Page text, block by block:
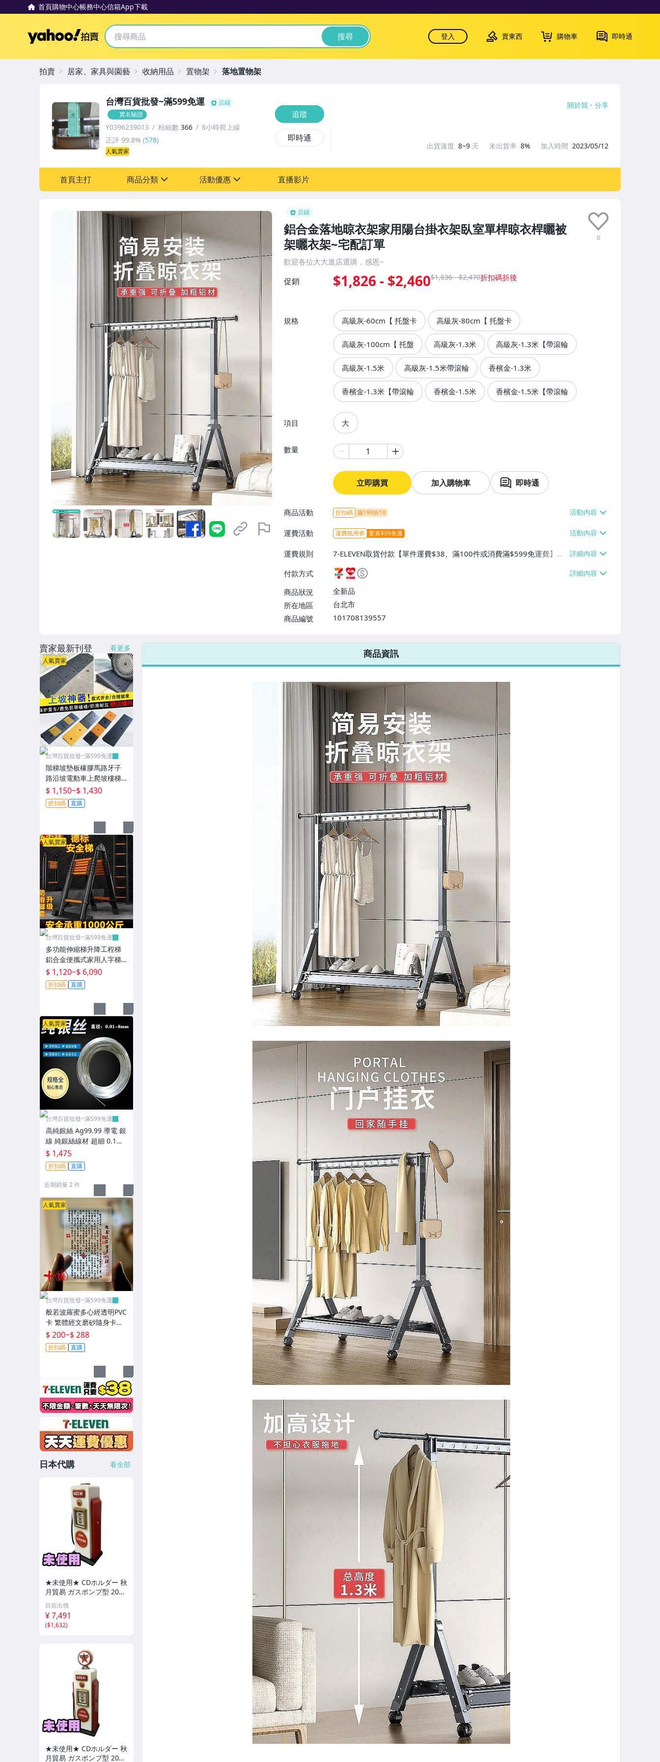
首頁購物中心帳務中心信箱App下載
Yahoo拍賣 搜尋 登入 賣東西 購物車 即時通
店鋪
鋁合金落地晾衣架家用陽台掛衣架臥室單桿晾衣桿曬被
架曬衣架~宅配訂單
0
歡迎各位大大進店選購，感恩~
促銷 $1,826 - $2,460$1,836 - $2,470
規格 高級灰-60cm【 托盤卡 高級灰-80cm【 托盤卡
高級灰-100cm【 托盤 高級灰-1.3米 高級灰-1.3米【帶滾輪
高級灰-1.5米 高級灰-1.5米帶滾輪 香檳金-1.3米
香檳金-1.3米【帶滾輪 香檳金-1.5米 香檳金-1.5米【帶滾輪
項目 大
數量
立即購買 加入購物車 即時通
商品活動 折扣碼 滿199折10
運費活動 運費抵用券 驚喜$99免運
運費規則
7-ELEVEN取貨付款【單件運費$38、滿100件或消費滿$599免運費】、
萊爾富取貨付款【單件運費$60、滿100件或消費滿$599免運費】、宅
配/貨運【單件運費$80、滿100件或消費滿$599免運費】
付款方式
商品狀況
全新品
所在地區
台北市
商品編號
101708139557
7-ELEVEN 運費只要38元
不限金額、筆數，筆筆優惠無限次！
台灣百貨批發~滿599免運
店鋪
實名驗證
Y0396239013 粉絲數 366
8小時前上線
正評 99.8% (578)
人氣賣家
追蹤
即時通
關於我 分享
出貨速度 8~9 天 未出貨率 8% 加入時間 2023/05/12
首頁主打 商品分類 活動優惠 直播影片
拍賣 居家、家具與園藝 收納用品 置物架 落地置物架
商品資訊
賣家最新刊登 看更多
人氣賣家
台灣百貨批發~滿599免運
階梯坡墊板橡膠馬路牙子
路沿坡電動車上爬坡樓梯
墊門檻緩衝墊~P0802
$ 1,150~$ 1,430
折扣碼 直購
人氣賣家
台灣百貨批發~滿599免運
多功能伸縮梯升降工程梯
鋁合金便攜式家用人字梯
直梯不銹鋼折疊梯~T0730
$ 1,120~$ 6,090
折扣碼 直購
人氣賣家
台灣百貨批發~滿599免運
高純銀絲 Ag99.99 導電 銀
線 純銀絲線材 超細 0.1m
m 實驗科研
$ 1,475
折扣碼 直購
近期銷量 2 件
人氣賣家
台灣百貨批發~滿599免運
般若波羅蜜多心經透明PVC
卡 繁體經文磨砂隨身卡片~
T0721
$ 200~$ 288
折扣碼 直購
日本代購 看全部
★未使用★ CDホルダー 秋
月貿易 ガスポンプ型 205
MS1624 直接お渡し歓迎
OUK895192相
目前出價
¥ 7,491
($1,632)
★未使用★ CDホルダー 秋
月貿易 ガスポンプ型 205